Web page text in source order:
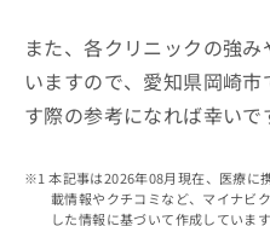
また、各クリニックの強
いますので、愛知県岡崎
す際の参考になれば幸いで
本記事は2026年08月現在、医療に
載情報やクチコミなど、マイナビ
した情報に基づいて作成しています
こち
らは
マイ
ナビ
クナ
ビサ
イト
こ
ち
ら
の
広
告
出
お